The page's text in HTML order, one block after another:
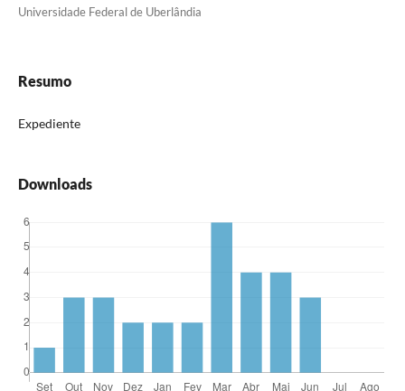
Universidade Federal de Uberlândia
Resumo
Expediente
Downloads